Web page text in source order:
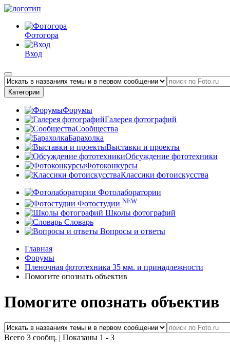
Фотогора
Вход
Категории
Форумы
Галерея фотографий
Сообщества
Барахолка
Выставки и проекты
Обсуждение фототехники
Фотоконкурсы
Классики фотоискусства
Фотолаборатории
Фотостудии NEW
Школы фотографий
Словарь
Вопросы и ответы
Главная
Форумы
Пленочная фототехника 35 мм. и принадлежности
Помогите опознать объектив
Помогите опознать объектив
Всего 3 сообщ. | Показаны 1 - 3